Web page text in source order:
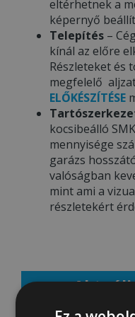
eltérhetnek a
képernyő
Telepítés –
kínál az előre
Részleteket és
megfelelő
ELŐKÉSZÍTÉSE
kocsibeálló
mennyisége
garázs
valóságban
mint ami a
részletekért